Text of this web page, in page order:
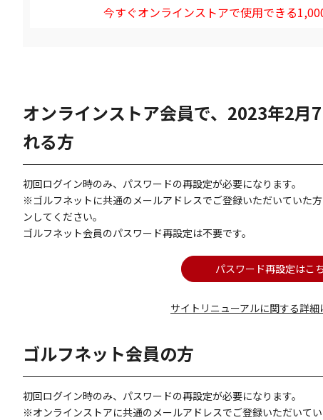
今すぐオンラインストアで使用できる
オンラインストア会員で、2023年2月
れる方
初回ログイン時のみ、パスワードの再設定が必要になります。
※ゴルフネットに共通のメールアドレスでご登録いただいていた
ンしてください。
ゴルフネット会員のパスワード再設定は不要です。
パスワード再設定はこ
サイトリニューアルに関する詳
ゴルフネット会員の方
初回ログイン時のみ、パスワードの再設定が必要になります。
※オンラインストアに共通のメールアドレスでご登録いただいて